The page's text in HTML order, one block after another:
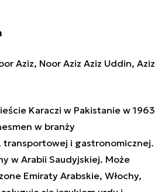
Aziz, Noor Aziz Aziz Uddin, Aziz
Karaczi w Pakistanie w 1963
w branży
i gastronomicznej.
w Arabii Saudyjskiej. Może
Emiraty Arabskie, Włochy,